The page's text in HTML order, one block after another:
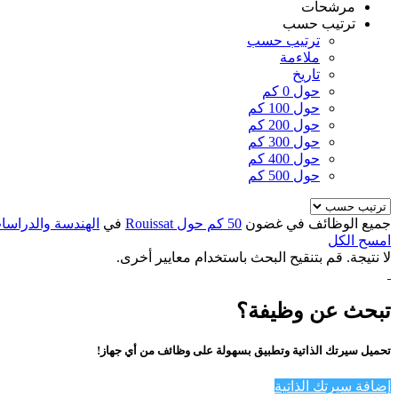
مرشحات
ترتيب حسب
ترتيب حسب
ملاءمة
تاريخ
حول 0 كم
حول 100 كم
حول 200 كم
حول 300 كم
حول 400 كم
حول 500 كم
جميع الوظائف في غضون 50 كم حول Rouissat في الهندسة
امسح الكل
لا نتيجة. قم بتنقيح البحث باستخدام معايير أخرى.
تبحث عن وظيفة؟
تحميل سيرتك الذاتية وتطبيق بسهولة على وظائف من أي جهاز!
إضافة سيرتك الذاتية